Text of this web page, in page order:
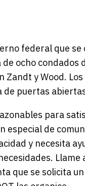
federal que
ocho condados
y Wood.
de puertas
para
especial de
y necesita
que se solicita